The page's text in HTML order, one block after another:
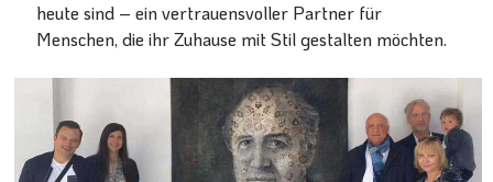
heute sind – ein vertrauensvoller Partner für
Menschen, die ihr Zuhause mit Stil gestalten möchten.